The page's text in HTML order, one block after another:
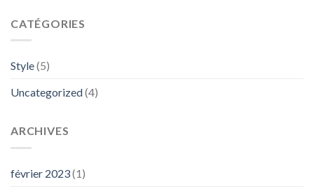
CATÉGORIES
Style(5)
Uncategorized(4)
ARCHIVES
février 2023(1)